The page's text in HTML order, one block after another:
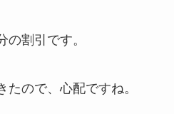
の割引です。
たので、心配ですね。